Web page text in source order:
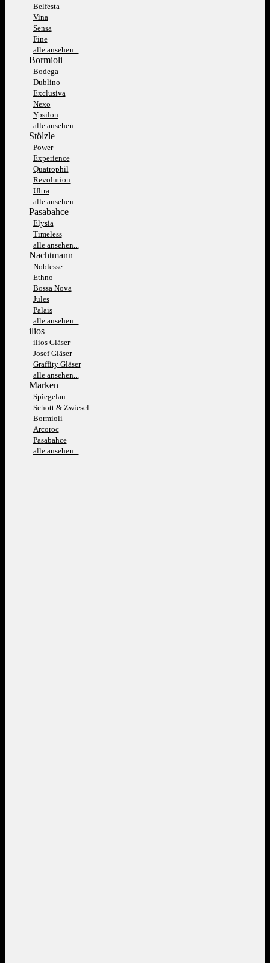
Belfesta
Vina
Sensa
Fine
alle ansehen...
Bormioli
Bodega
Dublino
Exclusiva
Nexo
Ypsilon
alle ansehen...
Stölzle
Power
Experience
Quatrophil
Revolution
Ultra
alle ansehen...
Pasabahce
Elysia
Timeless
alle ansehen...
Nachtmann
Noblesse
Ethno
Bossa Nova
Jules
Palais
alle ansehen...
ilios
ilios Gläser
Josef Gläser
Graffity Gläser
alle ansehen...
Marken
Spiegelau
Schott & Zwiesel
Bormioli
Arcoroc
Pasabahce
alle ansehen...